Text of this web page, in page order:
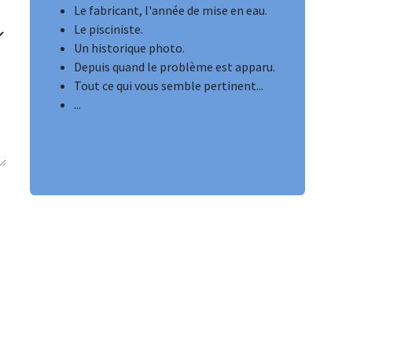
Le fabricant, l'année de mise en eau.
Le pisciniste.
Un historique photo.
Depuis quand le problème est apparu.
Tout ce qui vous semble pertinent...
...